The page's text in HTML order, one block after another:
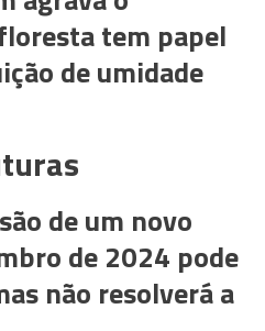
tem papel
de umidade
de um novo
de 2024 pode
não resolverá a